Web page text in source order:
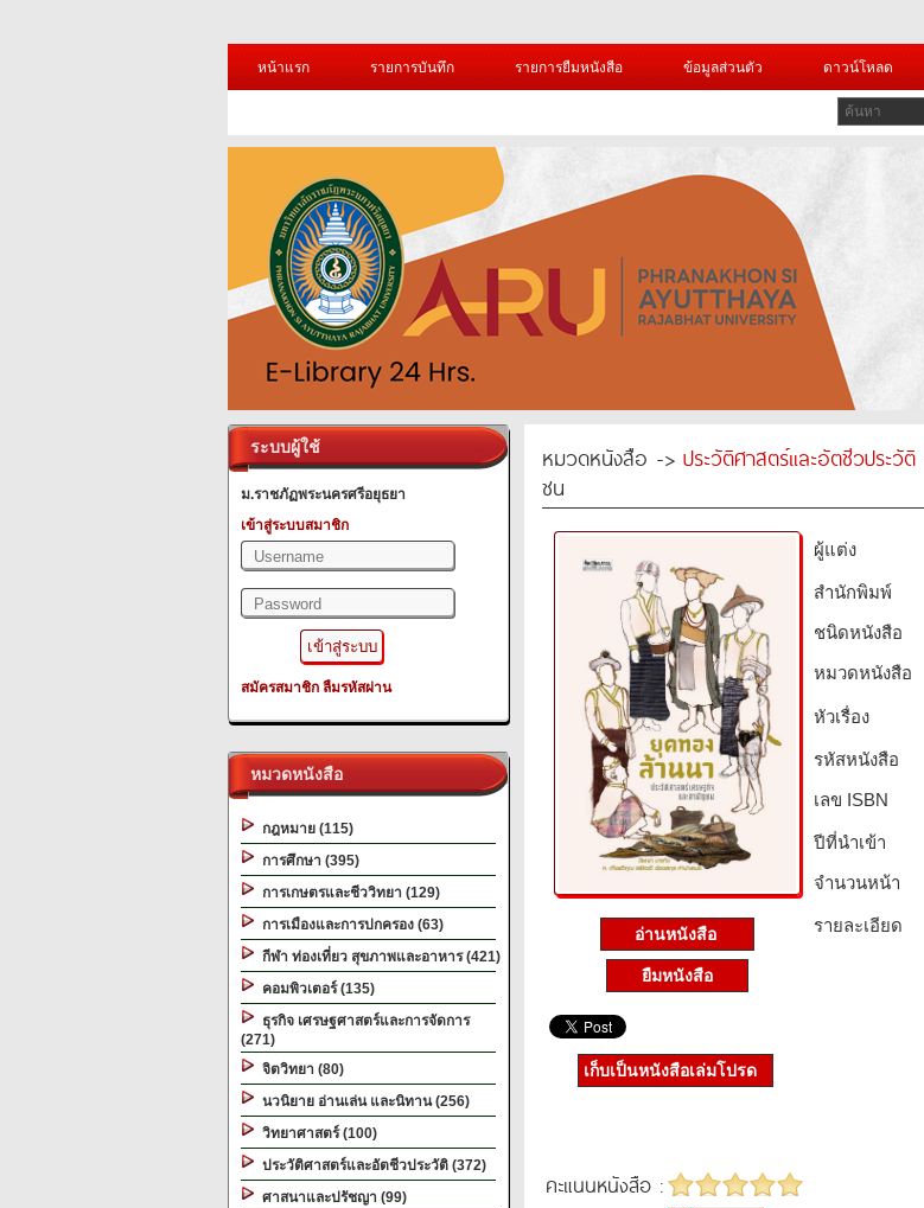
หน้าแรก
รายการบันทึก รายการยืมหนังสือ ข้อมูลส่วนตัว ดาวน์โหลด
ระบบผู้ใช้
ม.ราชภัฏพระนครศรีอยุธยา
เข้าสู่ระบบสมาชิก
สมัครสมาชิก ลืมรหัสผ่าน
หมวดหนังสือ
กฎหมาย (115)
การศึกษา (395)
การเกษตรและชีววิทยา (129)
การเมืองและการปกครอง (63)
กีฬา ท่องเที่ยว สุขภาพและอาหาร (421)
คอมพิวเตอร์ (135)
ธุรกิจ เศรษฐศาสตร์และการจัดการ
(271)
จิตวิทยา (80)
นวนิยาย อ่านเล่น และนิทาน (256)
วิทยาศาสตร์ (100)
ประวัติศาสตร์และอัตชีวประวัติ (372)
ศาสนาและปรัชญา (99)
หมวดหนังสือ -> ประวัติศาสตร์และอัตชีวประวัติ
ชน
อ่านหนังสือ
ยืมหนังสือ
ผู้แต่ง
สำนักพิมพ์
ชนิดหนังสือ­
หมวดหนังสือ­
หัวเรื่อง
รหัสหนังสือ­
เลข ISBN
ปีที่นำเข้า
จำนวนหน้า
รายละเอียด
เก็บเป็นหนังสือเล่มโปรด
คะแนนหนังสือ :